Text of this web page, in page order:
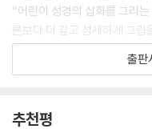
“어린이 성경의 삽화를 그리
른보다 더 깊고 섬세하게 그림
경이 출간된 1992년, 어느 잡
녀의 그림은 사람들의 시선을
출판
추천평